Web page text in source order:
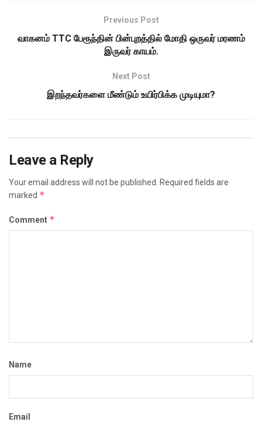
Previous Post
வாகனம் TTC பேரூந்தின் பின்புறத்தில் மோதி ஒருவர் மரணம்
இருவர் காயம்.
Next Post
இறந்தவர்களை மீண்டும் உயிர்பிக்க முடியுமா?
Leave a Reply
Your email address will not be published.
Required fields are
marked *
Comment *
Name
Email